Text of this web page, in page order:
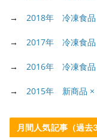
→ 2018年 冷凍食
→ 2017年 冷凍食
→ 2016年 冷凍食
→ 2015年 新商品 ×
月間人気記事（過去